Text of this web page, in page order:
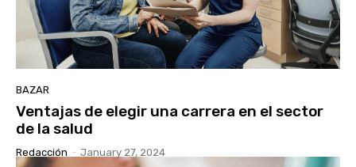
BAZAR
Ventajas de elegir una carrera en el sector
de la salud
Redacción - January 27, 2024